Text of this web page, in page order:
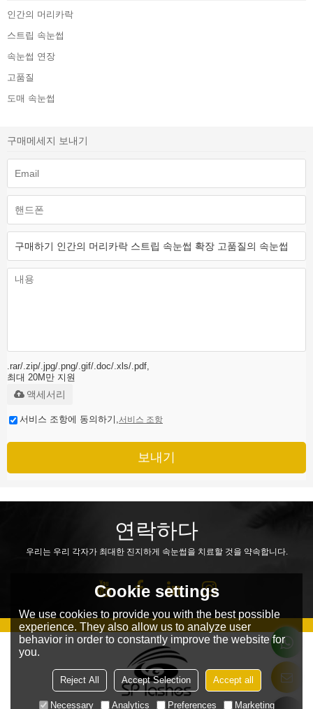
인간의 머리카락
스트립 속눈썹
속눈썹 연장
고품질
도매 속눈썹
구매메세지 보내기
.rar/.zip/.jpg/.png/.gif/.doc/.xls/.pdf,
최대 20M만 지원
액세서리
서비스 조항에 동의하기,서비스 조항
보내기
연락하다
우리는 우리 각자가 최대한 진지하게 속눈썹을 치료할 것을 약속합니다.
Cookie settings
We use cookies to provide you with the best possible
experience. They also allow us to analyze user
behavior in order to constantly improve the website for
you.
Reject All Accept Selection Accept all
Necessary Analytics Preferences Marketing